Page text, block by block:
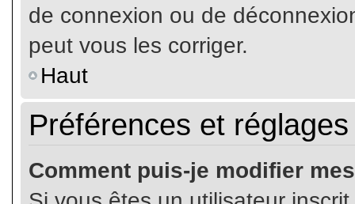
de connexion ou de
peut vous les corriger.
Haut
Préférences et
Comment puis-je modifier